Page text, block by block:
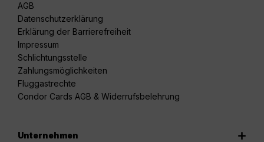
AGB
Datenschutzerklärung
Erklärung der Barrierefreiheit
Impressum
Schlichtungsstelle
Zahlungsmöglichkeiten
Fluggastrechte
Condor Cards AGB & Widerrufsbelehrung
Unternehmen